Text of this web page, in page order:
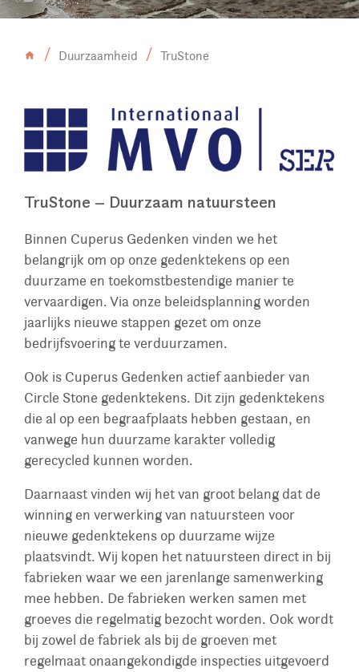
Duurzaamheid TruStone
TruStone – Duurzaam natuursteen
Binnen Cuperus Gedenken vinden we het
belangrijk om op onze gedenktekens op een
duurzame en toekomstbestendige manier te
vervaardigen. Via onze beleidsplanning worden
jaarlijks nieuwe stappen gezet om onze
bedrijfsvoering te verduurzamen.
Ook is Cuperus Gedenken actief aanbieder van
Circle Stone gedenktekens. Dit zijn gedenktekens
die al op een begraafplaats hebben gestaan, en
vanwege hun duurzame karakter volledig
gerecycled kunnen worden.
Daarnaast vinden wij het van groot belang dat de
winning en verwerking van natuursteen voor
nieuwe gedenktekens op duurzame wijze
plaatsvindt. Wij kopen het natuursteen direct in bij
fabrieken waar we een jarenlange samenwerking
mee hebben. De fabrieken werken samen met
groeves die regelmatig bezocht worden. Ook wordt
bij zowel de fabriek als bij de groeven met
regelmaat onaangekondigde inspecties uitgevoerd